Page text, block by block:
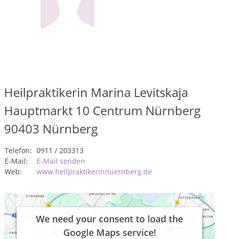
Heilpraktikerin Marina Levitskaja
Hauptmarkt 10 Centrum Nürnberg
90403 Nürnberg
Telefon: 0911 / 203313
E-Mail:
E-Mail senden
Web:
www.heilpraktikerinnuernberg.de
We need your consent to load the
Google Maps service!